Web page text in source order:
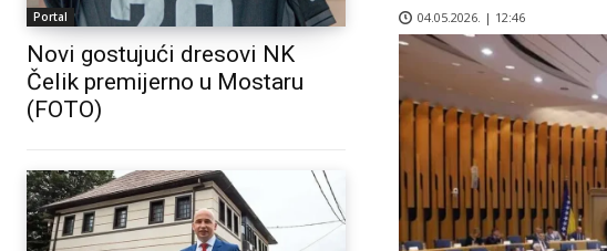
Portal
Novi gostujući dresovi NK
Čelik premijerno u Mostaru
(FOTO)
04.05.2026. | 12:46